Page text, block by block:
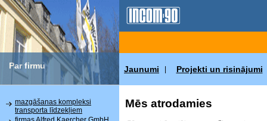
Par firmu Jaunumi Projekti un risinājumi
mazgāšanas kompleksi
transporta līdzekļiem
Mēs atrodamies